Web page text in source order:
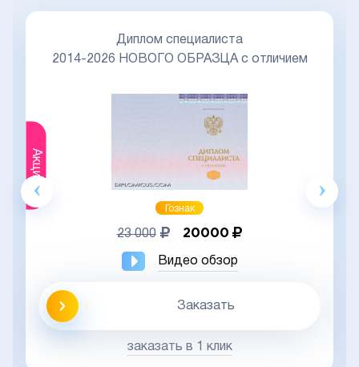
Акция
Диплом специалиста
2014-2026 НОВОГО ОБРАЗЦА с отличием
Гознак
23 000 20000
Видео обзор
Заказать
заказать в 1 клик